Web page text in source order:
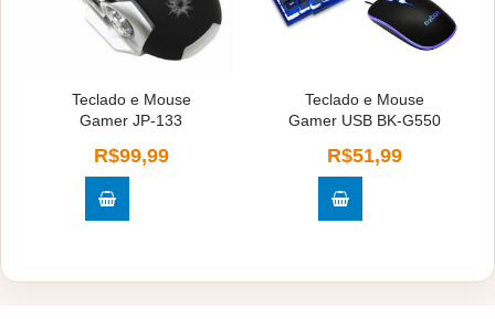
Teclado e Mouse
Gamer JP-133
R$99,99
Teclado e Mouse
Gamer USB BK-G550
R$51,99